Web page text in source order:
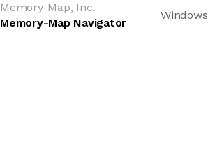
Memory-Map, Inc.
Memory-Map Navigator
Windows